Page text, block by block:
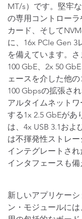
MT/s）です。堅牢
の専用コントロー
カード、そして
に、16x PCIe Gen 3
を備えています。
100 GbE、2x 50
ェースを介した他
100 Gbpsの拡張さ
アルタイムネット
する1x 2.5 GbEが
は、4x USB 3.1およ
は不揮発性ストレ
インテグレートされ
インタフェースも備
新しいアプリケー
ン・モジュールに